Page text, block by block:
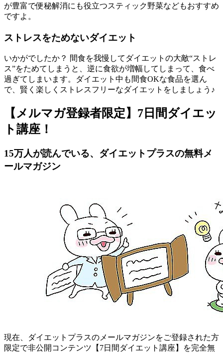
が豊富で便秘解消にも役立つスティック野菜などもおすすめ
ですよ。
ストレスをためないダイエット
いかがでしたか？ 間食を我慢してダイエットの大敵“ストレ
ス”をためてしまうと、逆に食欲が増幅してしまって、食べ
過ぎてしまいます。ダイエット中も間食OKな食品を選ん
で、賢く楽しくストレスフリーなダイエットをしましょう♪
【メルマガ登録者限定】7日間ダイエッ
ト講座！
15万人が読んでいる、ダイエットプラスの無料メ
ールマガジン
現在、ダイエットプラスのメールマガジンをご登録された方
限定で非公開コンテンツ【7日間ダイエット講座】を完全無